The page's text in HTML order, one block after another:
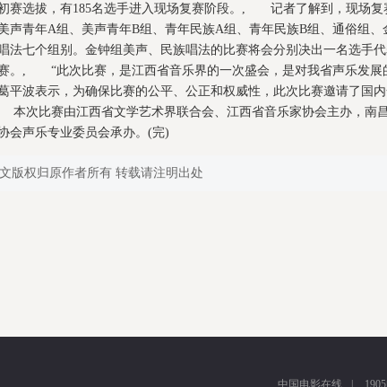
赛选拔，有185名选手进入现场复赛阶段。, 记者了解到，现场复
声青年A组、美声青年B组、青年民族A组、青年民族B组、通俗组
法七个组别。金钟组美声、民族唱法的比赛将会分别决出一名选手
。, “此次比赛，是江西省音乐界的一次盛会，是对我省声乐发展
平波表示，为确保比赛的公平、公正和权威性，此次比赛邀请了国
次比赛由江西省文学艺术界联合会、江西省音乐家协会主办，南
会声乐专业委员会承办。(完)
版权归原作者所有 转载请注明出处
中国电影在线